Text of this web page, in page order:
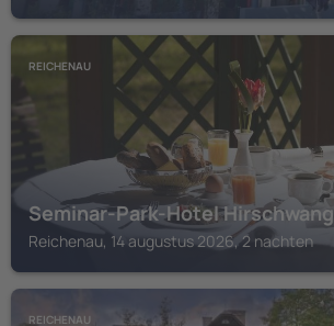
REICHENAU
Seminar-Park-Hotel Hirschwang
Reichenau, 14 augustus 2026, 2 nachten
REICHENAU